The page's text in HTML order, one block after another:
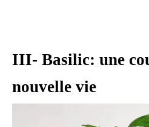
III- Basilic: une
nouvelle vie